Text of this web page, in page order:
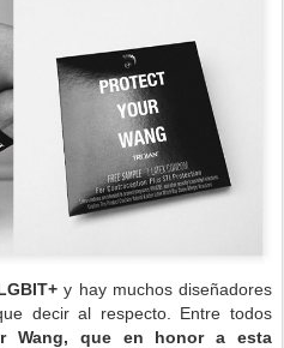
y hay muchos diseñadores
decir al respecto. Entre todos
Wang, que en honor a esta